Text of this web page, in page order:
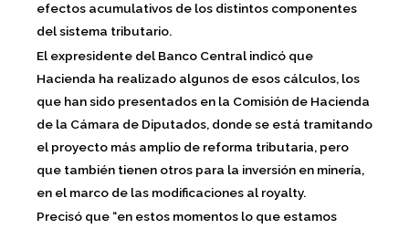
efectos acumulativos de los distintos componentes
del sistema tributario.
El expresidente del Banco Central indicó que
Hacienda ha realizado algunos de esos cálculos, los
que han sido presentados en la Comisión de Hacienda
de la Cámara de Diputados, donde se está tramitando
el proyecto más amplio de reforma tributaria, pero
que también tienen otros para la inversión en minería,
en el marco de las modificaciones al royalty.
Precisó que “en estos momentos lo que estamos